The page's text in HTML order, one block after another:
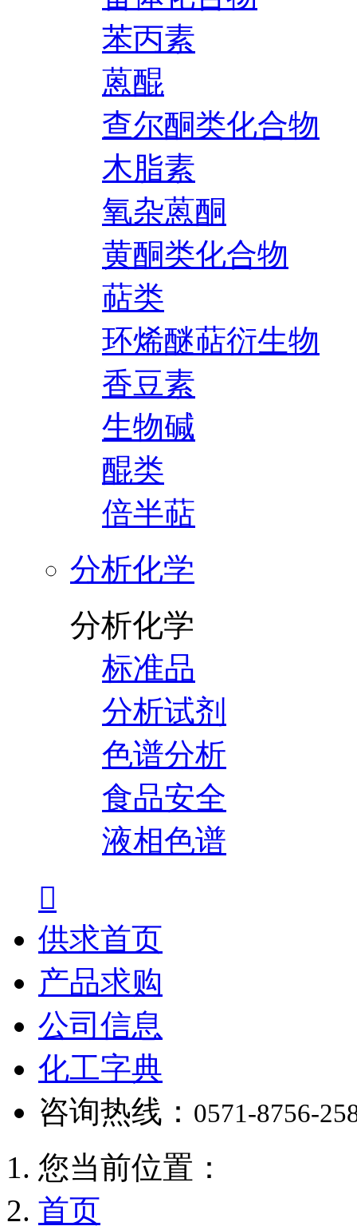
苯丙素
蒽醌
查尔酮类化合物
木脂素
氧杂蒽酮
黄酮类化合物
萜类
环烯醚萜衍生物
香豆素
生物碱
醌类
倍半萜
分析化学
分析化学
标准品
分析试剂
色谱分析
食品安全
液相色谱

供求首页
产品求购
公司信息
化工字典
咨询热线： 0571-8756-
您当前位置：
首页